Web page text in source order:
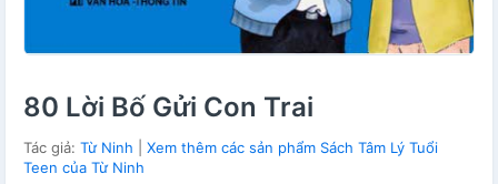
80 Lời Bố Gửi Con Trai
Tác giả: Từ Ninh
Xem thêm các sản phẩm Sách Tâm Lý Tuổi
Teen của Từ Ninh